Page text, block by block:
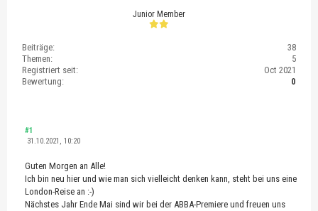
Junior Member
Beiträge:
38
Themen:
5
Registriert seit:
Oct 2021
Bewertung:
0
#1
31.10.2021, 10:20
Guten Morgen an Alle!
Ich bin neu hier und wie man sich vielleicht denken kann, steht bei uns eine
London-Reise an :-)
Nächstes Jahr Ende Mai sind wir bei der ABBA-Premiere und freuen uns